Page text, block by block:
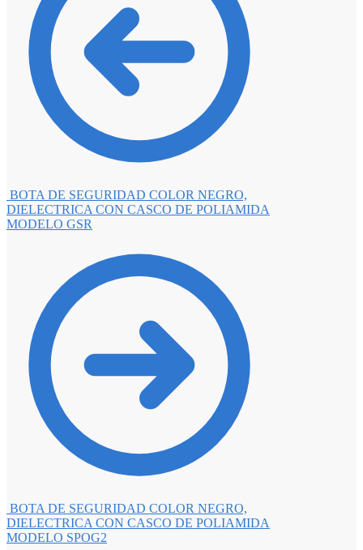
BOTA DE SEGURIDAD COLOR NEGRO,
DIELECTRICA CON CASCO DE POLIAMIDA
MODELO GSR
BOTA DE SEGURIDAD COLOR NEGRO,
DIELECTRICA CON CASCO DE POLIAMIDA
MODELO SPOG2